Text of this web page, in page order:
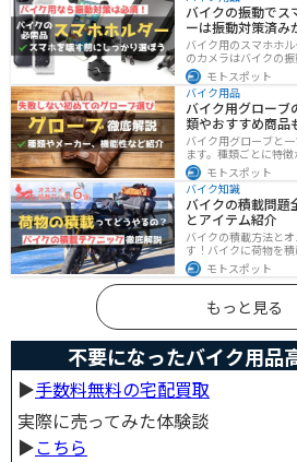
バイクの振動でス
ーは振動対策済み
バイク用のスマホホ
のカメラはバイクの
に、振動対策がされ
しょう。カメラを壊
スマホホルダーを紹介
モトスポット
バイク用品
バイク用グローブ
類やおすすめ商品
バイク用グローブと
ます。種類ごとに特
びで失敗しないよう
しましょう。この記
ト、有名メーカーな
とめました。
モトスポット
バイク知識
バイクの積載問題
とアイテム紹介
バイクの積載方法と
す！バイクに荷物を
いう疑問はこれで解
ンプツーリングなど
します！オススメの積
クの積載に悩んでい
モトスポット
もっと見る
不要になったバイク用品
▶︎手数料無料の宅配買取
実際に売ってみた体験談
▶︎こちら